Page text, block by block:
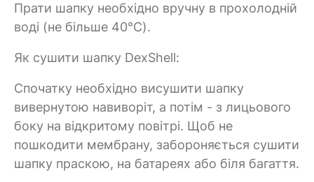
Прати шапку необхідно вручну в прохолодній
воді (не більше 40°C).
Як сушити шапку DexShell:
Спочатку необхідно висушити шапку
вивернутою навиворіт, а потім - з лицьового
боку на відкритому повітрі. Щоб не
пошкодити мембрану, забороняється сушити
шапку праскою, на батареях або біля багаття.